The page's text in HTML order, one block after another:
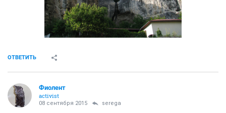
ОТВЕТИТЬ
Фиолент
activist
08 сентября 2015 serega